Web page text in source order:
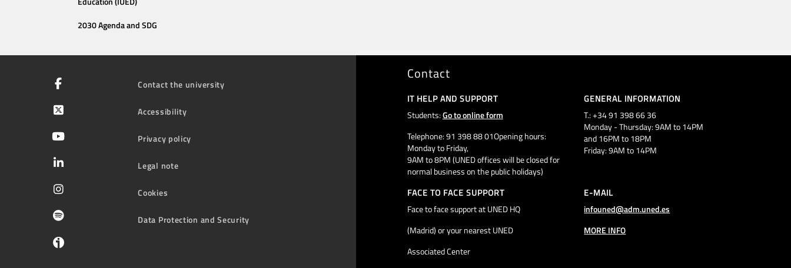
2030 Agenda and SDG
Contact the university
Accessibility
Privacy policy
Legal note
Cookies
Data Protection and Security
Contact
IT HELP AND SUPPORT
Students:Go to online form
Telephone: 91 398 88 01Opening hours:
Monday to Friday,
9AM to 8PM (UNED offices will be closed for
normal business on the public holidays)
GENERAL INFORMATION
T.: +34 91 398 66 36
Monday - Thursday: 9AM to 14PM
and 16PM to 18PM
Friday: 9AM to 14PM
FACE TO FACE SUPPORT
Face to face support at UNED HQ
(Madrid) or your nearest UNED
Associated Center
E-MAIL
infouned@adm.uned.es
MORE INFO